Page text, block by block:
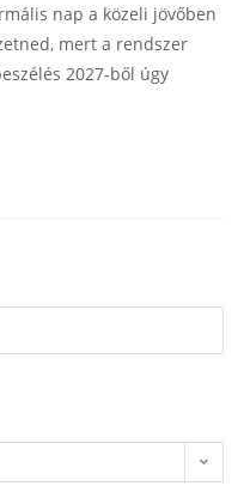
nap a közeli jövőben
mert a rendszer
2027-ből úgy